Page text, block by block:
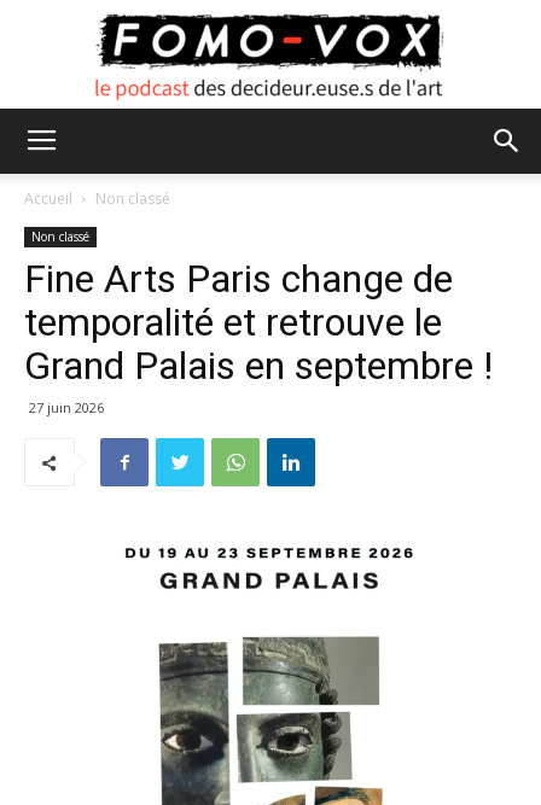
VOX
Accueil Non classé
Non classé
Fine Arts Paris change de
temporalité et retrouve le
Grand Palais en septembre !
27 juin 2026